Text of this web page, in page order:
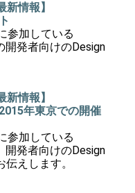
情報】
参加している
開発者向けのDesign
情報】
年東京での開催
参加している
開発者向けのDesign
えします。